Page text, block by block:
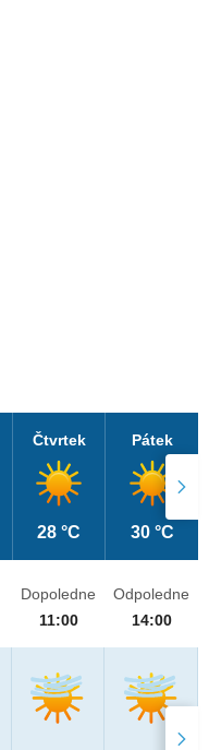
Čtvrtek
28 °C
Pátek
30 °C
Dopoledne
11:00
Odpoledne
14:00